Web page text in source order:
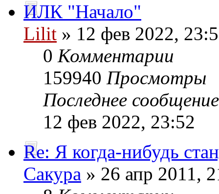
ИЛК "Начало"
Lilit » 12 фев 2022,
0 Комментарии
159940 Просмотры
Последнее
12 фев 2022, 23:52
Re: Я когда-нибудь
Сакура » 26 апр 2011,